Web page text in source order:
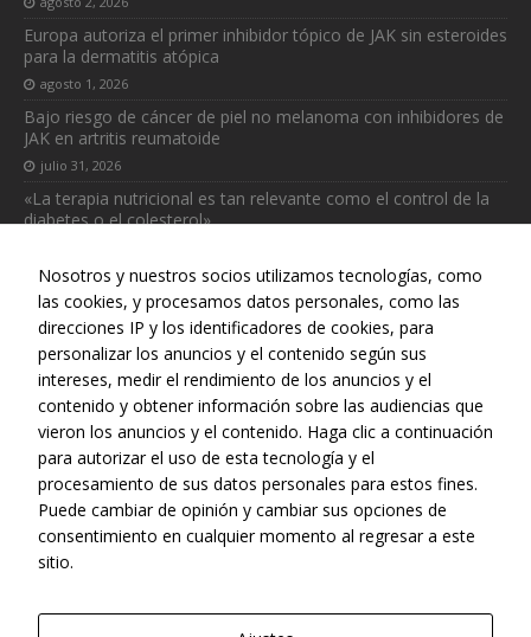
Europa autoriza el primer inhibidor tópico de JAK sin esteroides
para la dermatitis atópica
agosto 1, 2026
Bajo riesgo de cáncer de piel no melanoma con inhibidores de
JAK en artritis reumatoide
julio 31, 2026
«La terapia nutricional es tan relevante como el control de la
diabetes o el colesterol»
Web realizada con el patrocinio del Centro Español de Derechos
Reprográficos
Nosotros y nuestros socios utilizamos tecnologías, como
las cookies, y procesamos datos personales, como las
direcciones IP y los identificadores de cookies, para
personalizar los anuncios y el contenido según sus
intereses, medir el rendimiento de los anuncios y el
contenido y obtener información sobre las audiencias que
vieron los anuncios y el contenido. Haga clic a continuación
para autorizar el uso de esta tecnología y el
procesamiento de sus datos personales para estos fines.
Puede cambiar de opinión y cambiar sus opciones de
consentimiento en cualquier momento al regresar a este
sitio.